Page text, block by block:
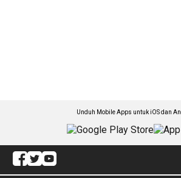
Unduh Mobile Apps untuk iOS dan